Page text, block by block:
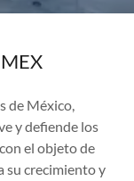
de México,
y defiende los
el objeto de
su crecimiento y